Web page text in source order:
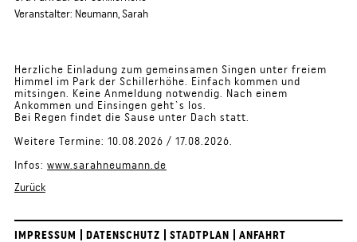
Veranstalter: Neumann, Sarah
Herzliche Einladung zum gemeinsamen Singen unter freiem
Himmel im Park der Schillerhöhe. Einfach kommen und
mitsingen. Keine Anmeldung notwendig. Nach einem
Ankommen und Einsingen geht`s los.
Bei Regen findet die Sause unter Dach statt.
Weitere Termine: 10.08.2026 / 17.08.2026.
Infos: www.sarahneumann.de
Zurück
IMPRESSUM DATENSCHUTZ STADTPLAN
ANFAHRT